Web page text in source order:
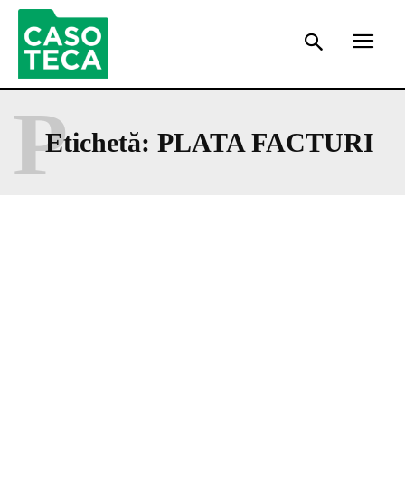
Etichetă: PLATA FACTURI
P